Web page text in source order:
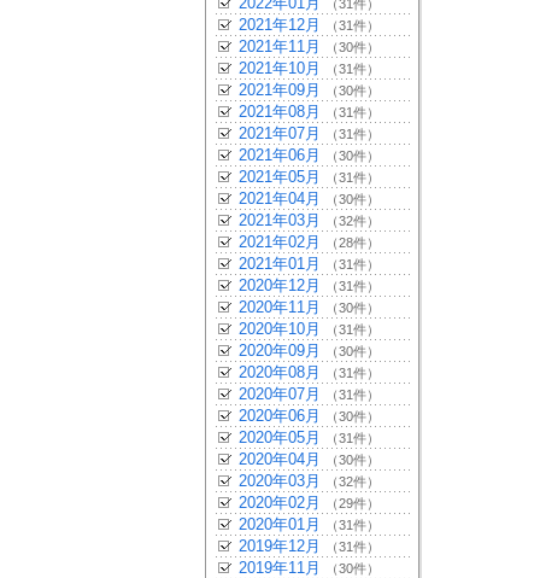
（31件）
2021年12月 （31件）
2021年11月 （30件）
2021年10月 （31件）
2021年09月 （30件）
2021年08月 （31件）
2021年07月 （31件）
2021年06月 （30件）
2021年05月 （31件）
2021年04月 （30件）
2021年03月 （32件）
2021年02月 （28件）
2021年01月 （31件）
2020年12月 （31件）
2020年11月 （30件）
2020年10月 （31件）
2020年09月 （30件）
2020年08月 （31件）
2020年07月 （31件）
2020年06月 （30件）
2020年05月 （31件）
2020年04月 （30件）
2020年03月 （32件）
2020年02月 （29件）
2020年01月 （31件）
2019年12月 （31件）
2019年11月 （30件）